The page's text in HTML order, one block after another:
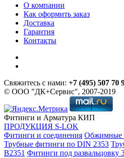
О компании
Как оформить заказ
Доставка
Гарантия
Контакты
Свяжитесь с нами: +7 (495) 507 70
© ООО "ДК+Сервис", 2007-2019
Фитинги и Арматура КИП
ПРОДУКЦИЯ S-LOK
Фитинги и соединения Обжимные
Трубные фитинги по DIN 2353
B2351 Фитинги под развальцовку